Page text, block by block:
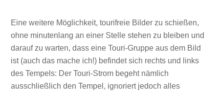
Eine weitere Möglichkeit, tourifreie Bilder zu schießen,
ohne minutenlang an einer Stelle stehen zu bleiben und
darauf zu warten, dass eine Touri-Gruppe aus dem Bild
ist (auch das mache ich!) befindet sich rechts und links
des Tempels: Der Touri-Strom begeht nämlich
ausschließlich den Tempel, ignoriert jedoch alles